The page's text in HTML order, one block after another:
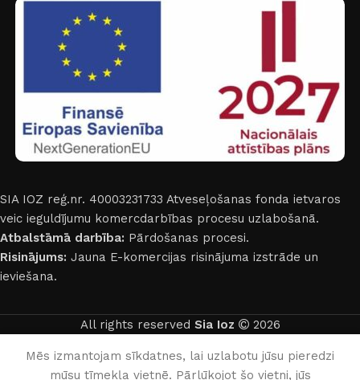
SIA IOZ reģ.nr. 40003231733 Atveseļošanas fonda ietvaros
veic ieguldījumu komercdarbības procesu uzlabošanā.
Atbalstāmā darbība: Pārdošanas procesi.
Risinājums: Jauna E-komercijas risinājuma izstrāde un
ieviešana.
All rights reserved Sia Ioz 2026
Mēs izmantojam sīkdatnes, lai uzlabotu jūsu pieredzi
mūsu tīmekļa vietnē. Pārlūkojot šo vietni, jūs
English Latviešu